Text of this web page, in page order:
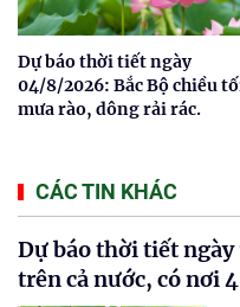
Dự báo thời tiết ngày
04/8/2026: Bắc Bộ chiều
mưa rào, dông rải rác.
CÁC TIN KHÁC
Dự báo thời tiết
trên cả nước, có nơi